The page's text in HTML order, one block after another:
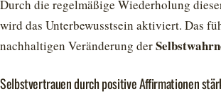
Durch die regelmäßige Wiederholung
wird das Unterbewusstsein aktiviert. Das
nachhaltigen Veränderung der
Selbstvertrauen durch positive Affirmationen